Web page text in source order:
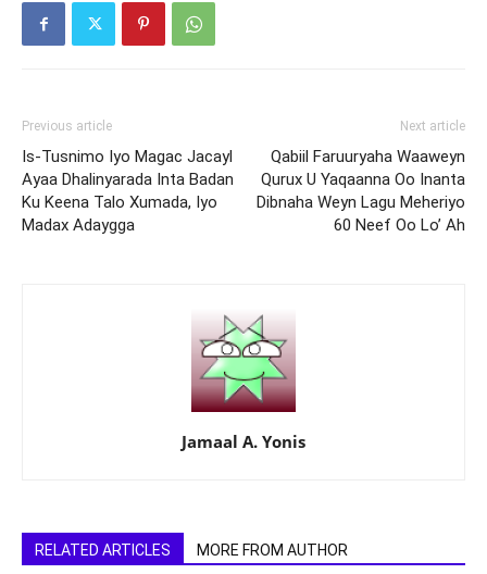
Previous article
Is-Tusnimo Iyo Magac Jacayl
Ayaa Dhalinyarada Inta Badan
Ku Keena Talo Xumada, Iyo
Madax Adaygga
Next article
Qabiil Faruuryaha Waaweyn
Qurux U Yaqaanna Oo Inanta
Dibnaha Weyn Lagu Meheriyo
60 Neef Oo Lo’ Ah
Jamaal A. Yonis
RELATED ARTICLES MORE FROM AUTHOR